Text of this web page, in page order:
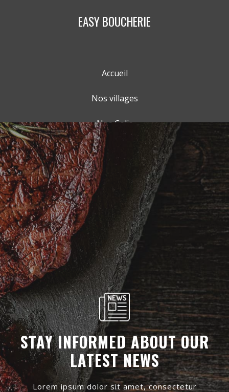
EASY BOUCHERIE
Accueil
Nos villages
Nos Colis
Nos Produits
Panier
STAY INFORMED ABOUT OUR
LATEST NEWS
Lorem ipsum dolor sit amet, consectetur